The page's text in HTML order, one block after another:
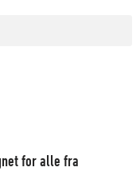
for alle fra